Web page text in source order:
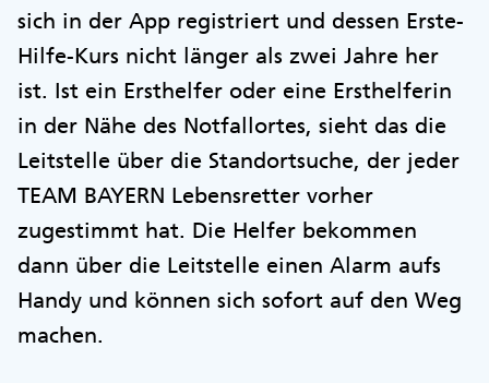
sich in der App registriert und dessen Erste-
Hilfe-Kurs nicht länger als zwei Jahre her
ist. Ist ein Ersthelfer oder eine Ersthelferin
in der Nähe des Notfallortes, sieht das die
Leitstelle über die Standortsuche, der jeder
TEAM BAYERN Lebensretter vorher
zugestimmt hat. Die Helfer bekommen
dann über die Leitstelle einen Alarm aufs
Handy und können sich sofort auf den Weg
machen.